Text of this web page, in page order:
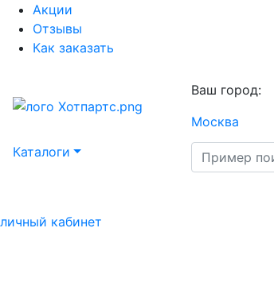
Акции
Отзывы
Как заказать
Ваш город:
Москва
Каталоги
личный кабинет